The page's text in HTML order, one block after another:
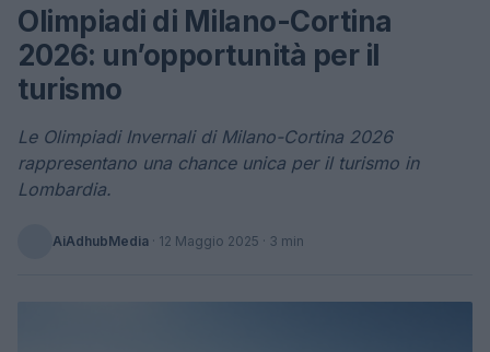
Olimpiadi di Milano-Cortina
2026: un’opportunità per il
turismo
Le Olimpiadi Invernali di Milano-Cortina 2026
rappresentano una chance unica per il turismo in
Lombardia.
AiAdhubMedia · 12 Maggio 2025 · 3 min